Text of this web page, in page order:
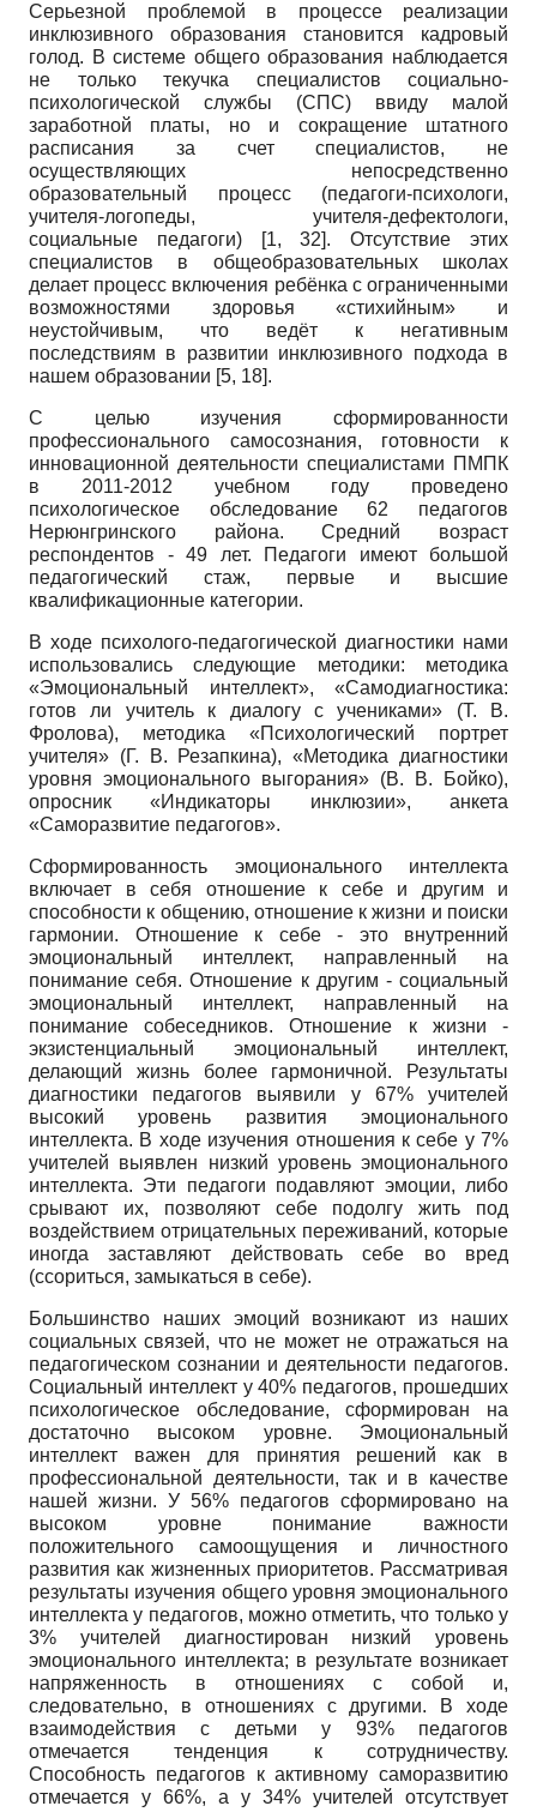
Серьезной проблемой в процессе реализации
инклюзивного образования становится кадровый
голод. В системе общего образования наблюдается
не только текучка специалистов социально-
психологической службы (СПС) ввиду малой
заработной платы, но и сокращение штатного
расписания за счет специалистов, не
осуществляющих непосредственно
образовательный процесс (педагоги-психологи,
учителя-логопеды, учителя-дефектологи,
социальные педагоги) [1, 32]. Отсутствие этих
специалистов в общеобразовательных школах
делает процесс включения ребёнка с ограниченными
возможностями здоровья «стихийным» и
неустойчивым, что ведёт к негативным
последствиям в развитии инклюзивного подхода в
нашем образовании [5, 18].
С целью изучения сформированности
профессионального самосознания, готовности к
инновационной деятельности специалистами ПМПК
в 2011-2012 учебном году проведено
психологическое обследование 62 педагогов
Нерюнгринского района. Средний возраст
респондентов - 49 лет. Педагоги имеют большой
педагогический стаж, первые и высшие
квалификационные категории.
В ходе психолого-педагогической диагностики нами
использовались следующие методики: методика
«Эмоциональный интеллект», «Самодиагностика:
готов ли учитель к диалогу с учениками» (Т. В.
Фролова), методика «Психологический портрет
учителя» (Г. В. Резапкина), «Методика диагностики
уровня эмоционального выгорания» (В. В. Бойко),
опросник «Индикаторы инклюзии», анкета
«Саморазвитие педагогов».
Сформированность эмоционального интеллекта
включает в себя отношение к себе и другим и
способности к общению, отношение к жизни и поиски
гармонии. Отношение к себе - это внутренний
эмоциональный интеллект, направленный на
понимание себя. Отношение к другим - социальный
эмоциональный интеллект, направленный на
понимание собеседников. Отношение к жизни -
экзистенциальный эмоциональный интеллект,
делающий жизнь более гармоничной. Результаты
диагностики педагогов выявили у 67% учителей
высокий уровень развития эмоционального
интеллекта. В ходе изучения отношения к себе у 7%
учителей выявлен низкий уровень эмоционального
интеллекта. Эти педагоги подавляют эмоции, либо
срывают их, позволяют себе подолгу жить под
воздействием отрицательных переживаний, которые
иногда заставляют действовать себе во вред
(ссориться, замыкаться в себе).
Большинство наших эмоций возникают из наших
социальных связей, что не может не отражаться на
педагогическом сознании и деятельности педагогов.
Социальный интеллект у 40% педагогов, прошедших
психологическое обследование, сформирован на
достаточно высоком уровне. Эмоциональный
интеллект важен для принятия решений как в
профессиональной деятельности, так и в качестве
нашей жизни. У 56% педагогов сформировано на
высоком уровне понимание важности
положительного самоощущения и личностного
развития как жизненных приоритетов. Рассматривая
результаты изучения общего уровня эмоционального
интеллекта у педагогов, можно отметить, что только у
3% учителей диагностирован низкий уровень
эмоционального интеллекта; в результате возникает
напряженность в отношениях с собой и,
следовательно, в отношениях с другими. В ходе
взаимодействия с детьми у 93% педагогов
отмечается тенденция к сотрудничеству.
Способность педагогов к активному саморазвитию
отмечается у 66%, а у 34% учителей отсутствует